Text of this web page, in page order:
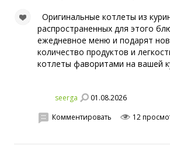
Оригинальные котлеты из
распространенных для этого
ежедневное меню и подарят
количество продуктов и
котлеты фаворитами на вашей
seerga 01.08.2026
Комментировать 12